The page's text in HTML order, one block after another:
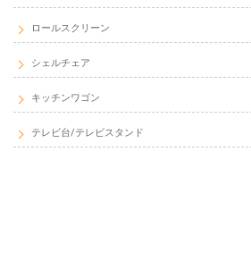
ロールスクリーン
シェルチェア
キッチンワゴン
テレビ台/テレビスタンド